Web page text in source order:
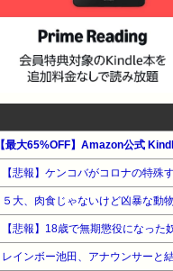
【最大65%OFF】Amazon公式
【悲報】ケンコバがコロナの特
５大、肉食じゃないけど凶暴な動
【悲報】18歳で無期懲役になった
レインボー池田、アナウンサーと